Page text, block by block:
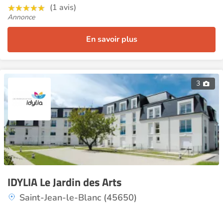
(1 avis)
Annonce
En savoir plus
3
IDYLIA Le Jardin des Arts
Saint-Jean-le-Blanc (45650)